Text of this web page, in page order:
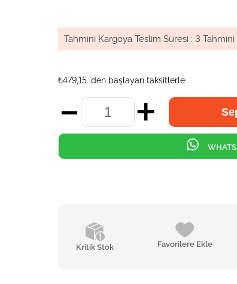
Tahmini Kargoya Teslim Süresi : 3 Tahmini
₺479,15 'den başlayan taksitlerle
Kritik Stok Favorilere Ekle